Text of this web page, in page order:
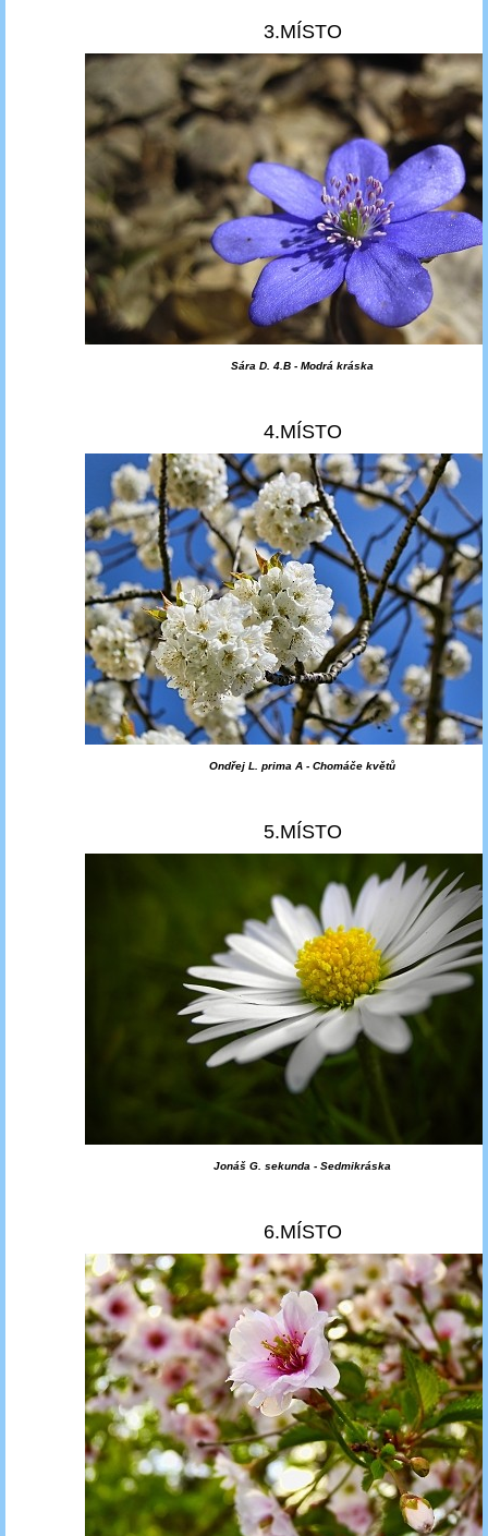
3.MÍSTO
Sára D. 4.B - Modrá kráska
4.MÍSTO
Ondřej L. prima A - Chomáče květů
5.MÍSTO
Jonáš G. sekunda - Sedmikráska
6.MÍSTO